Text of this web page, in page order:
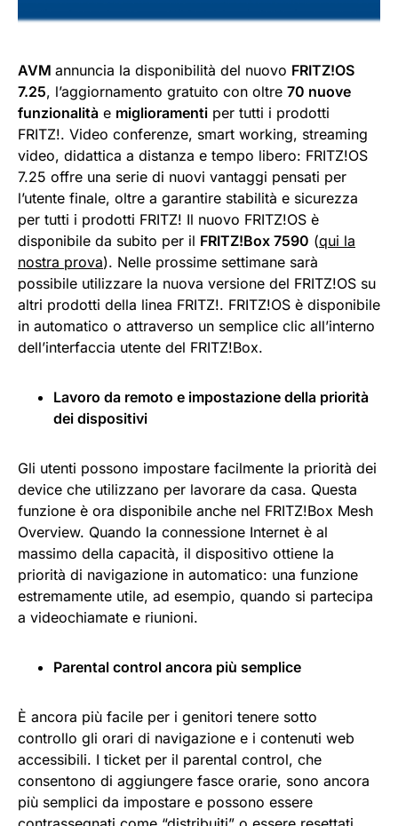
AVM annuncia la disponibilità del nuovo FRITZ!OS
7.25, l’aggiornamento gratuito con oltre 70 nuove
funzionalità e miglioramenti per tutti i prodotti
FRITZ!. Video conferenze, smart working, streaming
video, didattica a distanza e tempo libero: FRITZ!OS
7.25 offre una serie di nuovi vantaggi pensati per
l’utente finale, oltre a garantire stabilità e sicurezza
per tutti i prodotti FRITZ! Il nuovo FRITZ!OS è
disponibile da subito per il FRITZ!Box 7590 (qui la
nostra prova). Nelle prossime settimane sarà
possibile utilizzare la nuova versione del FRITZ!OS su
altri prodotti della linea FRITZ!. FRITZ!OS è disponibile
in automatico o attraverso un semplice clic all’interno
dell’interfaccia utente del FRITZ!Box.
Lavoro da remoto e impostazione della priorità
dei dispositivi
Gli utenti possono impostare facilmente la priorità dei
device che utilizzano per lavorare da casa. Questa
funzione è ora disponibile anche nel FRITZ!Box Mesh
Overview. Quando la connessione Internet è al
massimo della capacità, il dispositivo ottiene la
priorità di navigazione in automatico: una funzione
estremamente utile, ad esempio, quando si partecipa
a videochiamate e riunioni.
Parental control ancora più semplice
È ancora più facile per i genitori tenere sotto
controllo gli orari di navigazione e i contenuti web
accessibili. I ticket per il parental control, che
consentono di aggiungere fasce orarie, sono ancora
più semplici da impostare e possono essere